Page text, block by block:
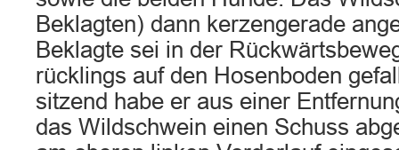
Beklagten) dann kerzengerade
Beklagte sei in der
rücklings auf den Hosenboden
sitzend habe er aus einer
das Wildschwein einen Schuss